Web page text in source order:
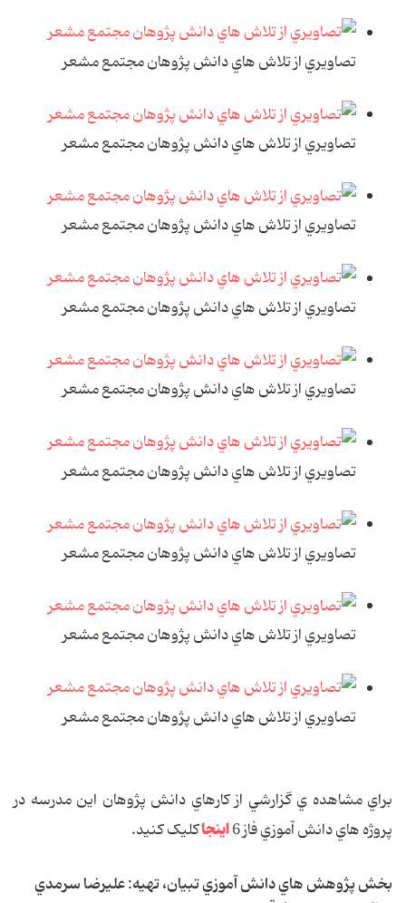
تصاويري از تلاش هاي دانش پژوهان مجتمع مشعر
تصاويري از تلاش هاي دانش پژوهان مجتمع مشعر
تصاويري از تلاش هاي دانش پژوهان مجتمع مشعر
تصاويري از تلاش هاي دانش پژوهان مجتمع مشعر
تصاويري از تلاش هاي دانش پژوهان مجتمع مشعر
تصاويري از تلاش هاي دانش پژوهان مجتمع مشعر
تصاويري از تلاش هاي دانش پژوهان مجتمع مشعر
تصاويري از تلاش هاي دانش پژوهان مجتمع مشعر
تصاويري از تلاش هاي دانش پژوهان مجتمع مشعر
براي مشاهده ي گزارشي از کارهاي دانش پژوهان اين مدرسه در
پروژه هاي دانش آموزي فاز 6 اينجاکليک کنيد.
بخش پژوهش هاي دانش آموزي تبيان، تهيه: عليرضا سرمدي